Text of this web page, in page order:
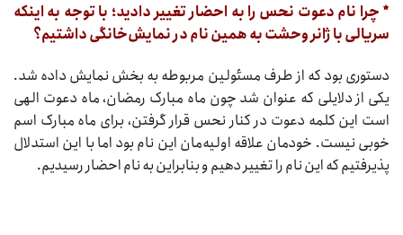
* چرا نام دعوت نحس را به احضار تغییر دادید؛ با توجه به اینکه
سریالی با ژانر وحشت به همین نام در نمایش‌خانگی داشتیم؟
دستوری بود که از طرف مسئولین مربوطه به بخش نمایش داده شد.
یکی از دلایلی که عنوان شد چون ماه مبارک رمضان، ماه دعوت الهی
است این کلمه دعوت در کنار نحس قرار گرفتن، برای ماه مبارک اسم
خوبی نیست. خودمان علاقه اولیه‌مان این نام بود اما با این استدلال
پذیرفتیم که این نام را تغییر دهیم و بنابراین به نام احضار رسیدیم.